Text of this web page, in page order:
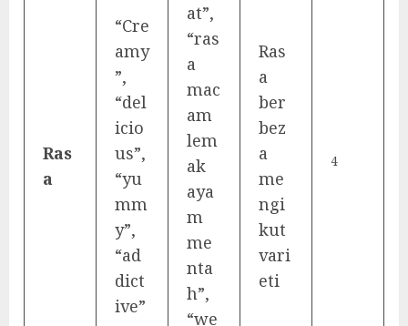
Ras
a
“Cre
amy
”,
“del
icio
us”,
“yu
mm
y”,
“ad
dict
ive”
at”,
“ras
a
mac
am
lem
ak
aya
m
me
nta
h”,
“we
Ras
a
ber
bez
a
me
ngi
kut
vari
eti
4